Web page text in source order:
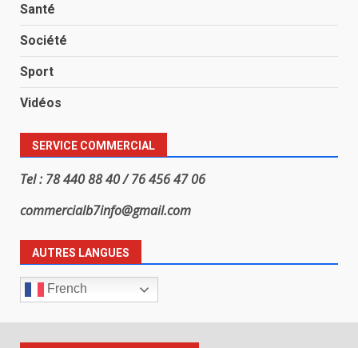
Santé
Société
Sport
Vidéos
SERVICE COMMERCIAL
Tel : 78 440 88 40 / 76 456 47 06
commercialb7info@gmail.com
AUTRES LANGUES
French